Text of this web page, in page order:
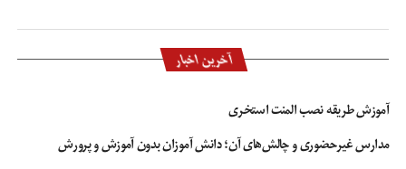
چه شرکت‌های هواپیمایی پرواز شیراز را دارد؟
تنها هواپیماهای چند شرکت هواپیمایی محدود
شامل شرکت های هواپیمایی آسمان، کیش ایر، ایران ایر، آتا و فلای پرشیا می‌شود. از
دیگر شرکت‌های هواپیمایی دارای پرواز شیراز می‌توان به شرکت‌های هواپیمایی ایران
آخرین اخبار
آموزش طریقه نصب المنت استخری
مدارس غیرحضوری و چالش‌های آن؛ دانش آموزان بدون آموزش و پرورش